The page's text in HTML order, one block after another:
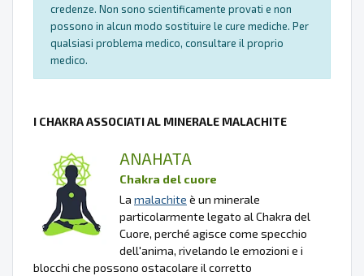
credenze. Non sono scientificamente provati e non
possono in alcun modo sostituire le cure mediche. Per
qualsiasi problema medico, consultare il proprio
medico.
I CHAKRA ASSOCIATI AL MINERALE MALACHITE
ANAHATA
Chakra del cuore
La malachite è un minerale
particolarmente legato al Chakra del
Cuore, perché agisce come specchio
dell'anima, rivelando le emozioni e i
blocchi che possono ostacolare il corretto